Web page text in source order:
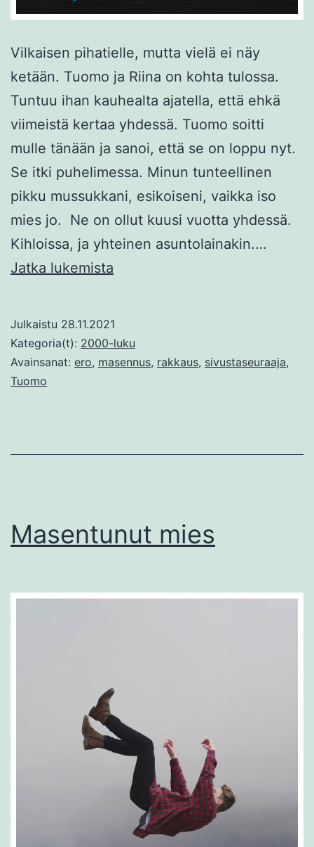
Vilkaisen pihatielle, mutta vielä ei näy
ketään. Tuomo ja Riina on kohta tulossa.
Tuntuu ihan kauhealta ajatella, että ehkä
viimeistä kertaa yhdessä. Tuomo soitti
mulle tänään ja sanoi, että se on loppu nyt.
Se itki puhelimessa. Minun tunteellinen
pikku mussukkani, esikoiseni, vaikka iso
mies jo. Ne on ollut kuusi vuotta yhdessä.
Kihloissa, ja yhteinen asuntolainakin.…
Jatka lukemista
Julkaistu 28.11.2021
Kategoria(t): 2000-luku
Avainsanat: ero, masennus, rakkaus, sivustaseuraaja,
Tuomo
Masentunut mies